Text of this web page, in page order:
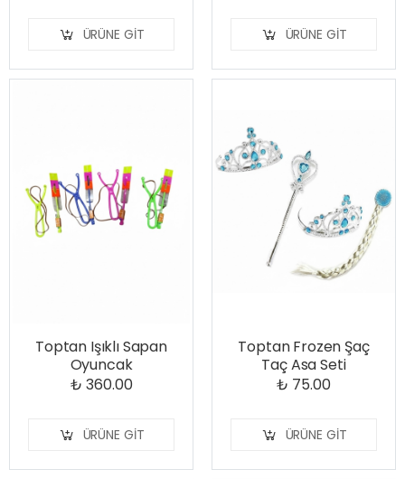
ÜRÜNE GIT ÜRÜNE GIT
Toptan Işıklı Sapan
Oyuncak
₺ 360.00
ÜRÜNE GIT
Toptan Frozen Şaç
Taç Asa Seti
₺ 75.00
ÜRÜNE GIT